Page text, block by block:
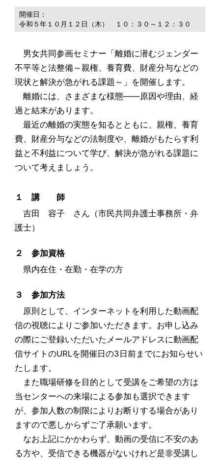
開催日：
令和５年１０月１２日（木） １０：３０～１２：３０
男女共同参画セミナー「離婚に潜むジェンダー
不平等と法整備～親権、養育費、財産分与などの
現状と解決が急がれる課題～」を開催します。
離婚には、さまざまな様態――原因や理由、経
過と結末があります。
最近の離婚の実態を知るとともに、親権、養育
費、財産分与などの法制度や、離婚がもたらす利
益と不利益について学び、解決が急がれる課題に
ついて考えましょう。
１ 講 師
吉田 容子 さん（市民共同弁護士事務所・弁
護士）
２ 参加資格
県内在住・在勤・在学の方
３ 参加方法
原則として、インターネットを利用した動画配
信の視聴によりご参加いただきます。お申し込み
の際にご登録いただいたメールアドレスに動画配
信サイトのURLを開催日の3日前までにお知らせい
たします。
また職場研修を目的として受講をご希望の方は
当センターへの来場による参加も選択できます
が、参加人数の制限によりお断りする場合があり
ますので悪しからずご了承願います。
なお上記にかかわらず、動画の受信に不安のあ
る方や、受信できる機器がないけれど是非受講し